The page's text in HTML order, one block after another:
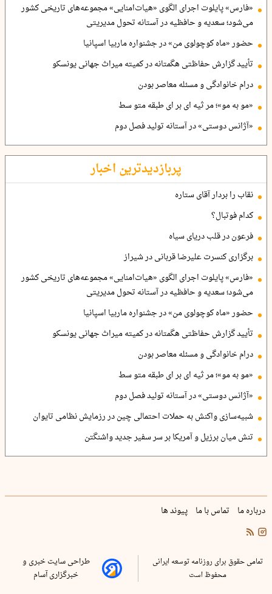
«فارس» پایلوت اجرای الگوی «هیات‌امنایی» مجموعه‌های تاریخی کشور
می‌شود؛ سعدیه و حافظیه در آستانه تحول مدیریتی
حضور «ماه کوچولوی من» در جشنواره ماربیا اسپانیا
تأیید گزارش حفاظتی هگمتانه در کمیته میراث جهانی یونسکو
درام خانوادگی و مسئله معاصر بودن
«مو به مو»؛ مر ثیه ای بر ای طبقه متو سط
«آژانس دوستی» در آستانه تولید فصل دوم
پربازدیدترین اخبار
نقاب را بردار آقای ستاره
کدام فوتبال؟
فرعون در قلب دریای سیاه
برگزاری کنسرت علیرضا قربانی در شیراز
«فارس» پایلوت اجرای الگوی «هیات‌امنایی» مجموعه‌های تاریخی کشور
می‌شود؛ سعدیه و حافظیه در آستانه تحول مدیریتی
حضور «ماه کوچولوی من» در جشنواره ماربیا اسپانیا
تأیید گزارش حفاظتی هگمتانه در کمیته میراث جهانی یونسکو
درام خانوادگی و مسئله معاصر بودن
«مو به مو»؛ مر ثیه ای بر ای طبقه متو سط
«آژانس دوستی» در آستانه تولید فصل دوم
شبیه‌سازی واکنش به حملات احتمالی چین در رزمایش نظامی تایوان
تنش میان برزیل و آمریکا بر سر سفیر جدید واشنگتن
درباره ما تماس با ما پیوند ها
تمامی حقوق برای روزنامه توسعه ایرانی
محفوظ است
طراحی سایت خبری و
خبرگزاری آسام